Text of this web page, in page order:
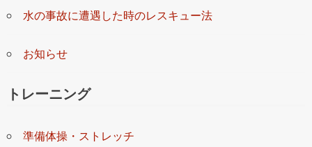
水の事故に遭遇した時のレスキュー法
お知らせ
トレーニング
準備体操・ストレッチ